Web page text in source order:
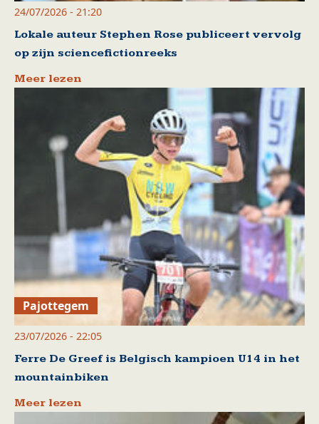
24/07/2026 - 21:20
Lokale auteur Stephen Rose publiceert vervolg
op zijn sciencefictionreeks
Meer lezen
Pajottegem
23/07/2026 - 22:05
Ferre De Greef is Belgisch kampioen U14 in het
mountainbiken
Meer lezen